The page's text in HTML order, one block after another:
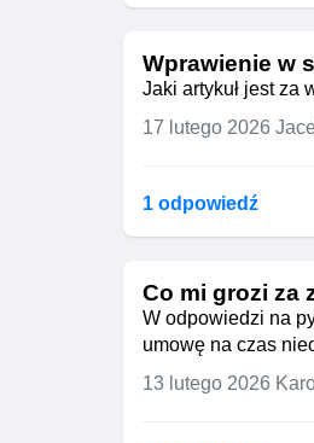
Wprawienie w
Jaki artykuł jest za
17 lutego 2026
1 odpowiedź
Co mi grozi za
W odpowiedzi na
umowę na czas
13 lutego 2026